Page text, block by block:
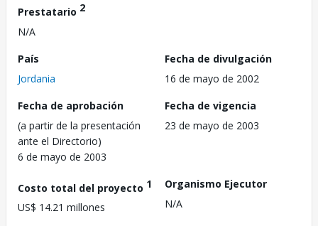
Prestatario 2
N/A
País
Jordania
Fecha de divulgación
16 de mayo de 2002
Fecha de aprobación
(a partir de la presentación
ante el Directorio)
6 de mayo de 2003
Fecha de vigencia
23 de mayo de 2003
Costo total del proyecto 1
US$ 14.21 millones
Organismo Ejecutor
N/A